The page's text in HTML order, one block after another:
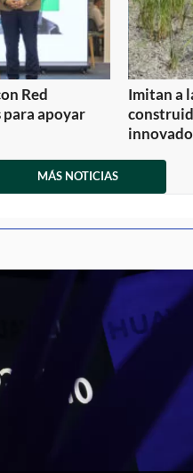
Red
para apoyar
Imitan a
MÁS NOTICIAS